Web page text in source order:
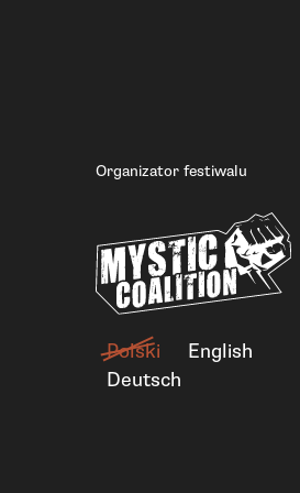
Organizator festiwalu
Polski
English
Deutsch